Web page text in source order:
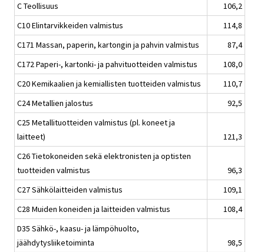
C Teollisuus
106,2
C10 Elintarvikkeiden valmistus
114,8
C171 Massan, paperin, kartongin ja pahvin valmistus
87,4
C172 Paperi-, kartonki- ja pahvituotteiden valmistus
108,0
C20 Kemikaalien ja kemiallisten tuotteiden valmistus
110,7
C24 Metallien jalostus
92,5
C25 Metallituotteiden valmistus (pl. koneet ja
laitteet)
121,3
C26 Tietokoneiden sekä elektronisten ja optisten
tuotteiden valmistus
96,3
C27 Sähkölaitteiden valmistus
109,1
C28 Muiden koneiden ja laitteiden valmistus
108,4
D35 Sähkö-, kaasu- ja lämpöhuolto,
jäähdytysliiketoiminta
98,5